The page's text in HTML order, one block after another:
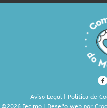
Aviso Legal| Política de
©2026 Fecimo | Deseño web por